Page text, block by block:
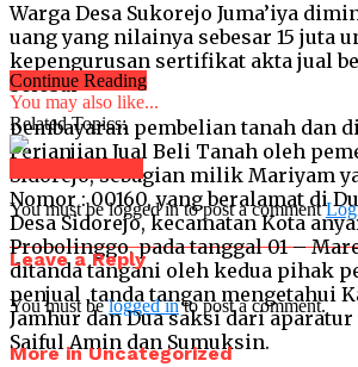
Warga Desa Sukorejo Juma’iya
uang yang nilainya sebesar 15 juta
kepengurusan sertifikat akta jual
selesai
pembayaran pembelian tanah dan
Perjanjian Jual Beli Tanah oleh
Sidorejo, sebagian milik Mariyam
Nomor : 00160, yang beralamat di
Desa Sidorejo, kecamatan Kota
Probolinggo, pada tanggal 01 –
ditanda tangani oleh kedua pihak
penjual ,tanda tangan mengetahui
Jamhur dan Dua saksi dari aparatur
Saiful Amin dan Sumuksin.
Continue Reading
You may also like...
Related Topics:
You must be logged in to post a comment
Leave a Reply
You must belogged into post a comment.
More in Uncategorized